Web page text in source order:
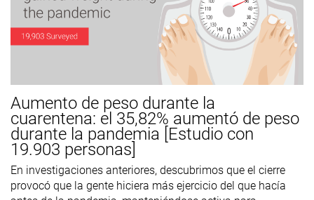
Aumento de peso durante la
cuarentena: el 35,82% aumentó de peso
durante la pandemia [Estudio con
19.903 personas]
En investigaciones anteriores, descubrimos que el cierre
provocó que la gente hiciera más ejercicio del que hacía